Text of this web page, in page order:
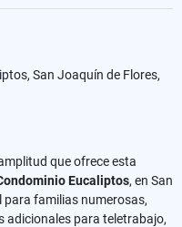
San Joaquín de Flores,
que ofrece esta
Eucaliptos, en San
para familias numerosas,
adicionales para teletrabajo,